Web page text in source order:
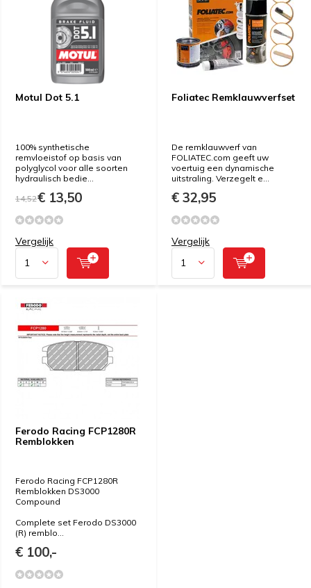
Motul Dot 5.1
100% synthetische
remvloeistof op basis van
polyglycol voor alle soorten
hydraulisch bedie...
14,52€ 13,50
Vergelijk
Foliatec Remklauwverfset
De remklauwverf van
FOLIATEC.com geeft uw
voertuig een dynamische
uitstraling. Verzegelt e...
€ 32,95
Vergelijk
Ferodo Racing FCP1280R
Remblokken
Ferodo Racing FCP1280R
Remblokken DS3000
Compound
Complete set Ferodo DS3000
(R) remblo...
€ 100,-